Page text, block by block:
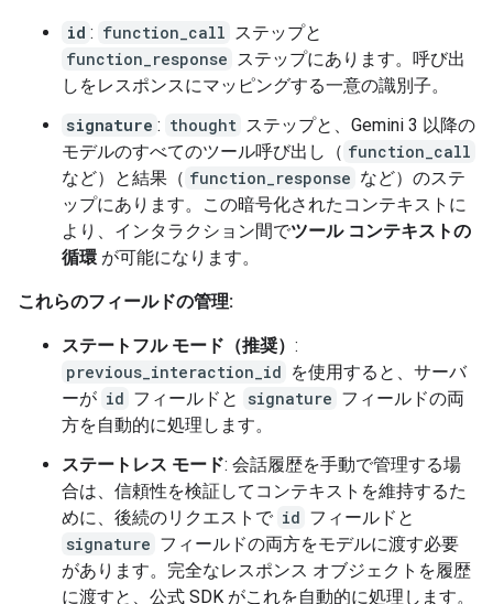
id : function_call ステップと
function_response ステップにあります。呼び出
しをレスポンスにマッピングする一意の識別子。
signature : thought ステップと、Gemini 3 以降の
モデルのすべてのツール呼び出し（ function_call
など）と結果（ function_response など）のステ
ップにあります。この暗号化されたコンテキストに
より、インタラクション間でツール コンテキストの
循環 が可能になります。
これらのフィールドの管理:
ステートフル モード（推奨） :
previous_interaction_id を使用すると、サーバ
ーが id フィールドと signature フィールドの両
方を自動的に処理します。
ステートレス モード: 会話履歴を手動で管理する場
合は、信頼性を検証してコンテキストを維持するた
めに、後続のリクエストで id フィールドと
signature フィールドの両方をモデルに渡す必要
があります。完全なレスポンス オブジェクトを履歴
に渡すと、公式 SDK がこれを自動的に処理します。